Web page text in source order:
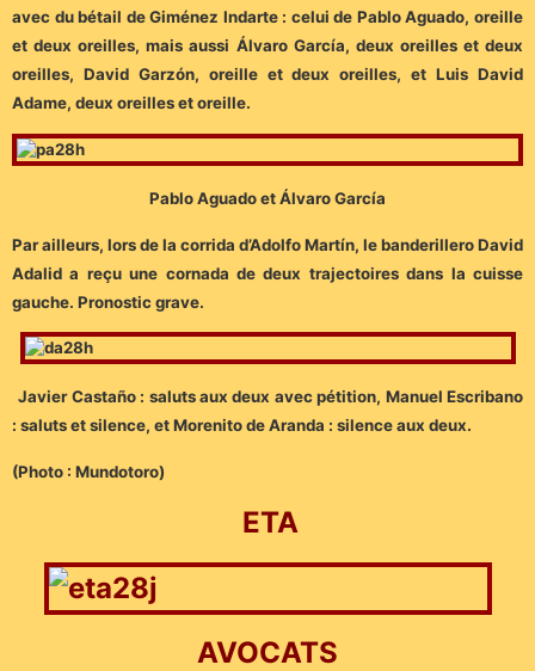
avec du bétail de Giménez Indarte : celui de Pablo Aguado, oreille
et deux oreilles, mais aussi Álvaro García, deux oreilles et deux
oreilles, David Garzón, oreille et deux oreilles, et Luis David
Adame, deux oreilles et oreille.
Pablo Aguado et Álvaro García
Par ailleurs, lors de la corrida d’Adolfo Martín, le banderillero David
Adalid a reçu une cornada de deux trajectoires dans la cuisse
gauche. Pronostic grave.
Javier Castaño : saluts aux deux avec pétition, Manuel Escribano
: saluts et silence, et Morenito de Aranda : silence aux deux.
(Photo : Mundotoro)
ETA
AVOCATS